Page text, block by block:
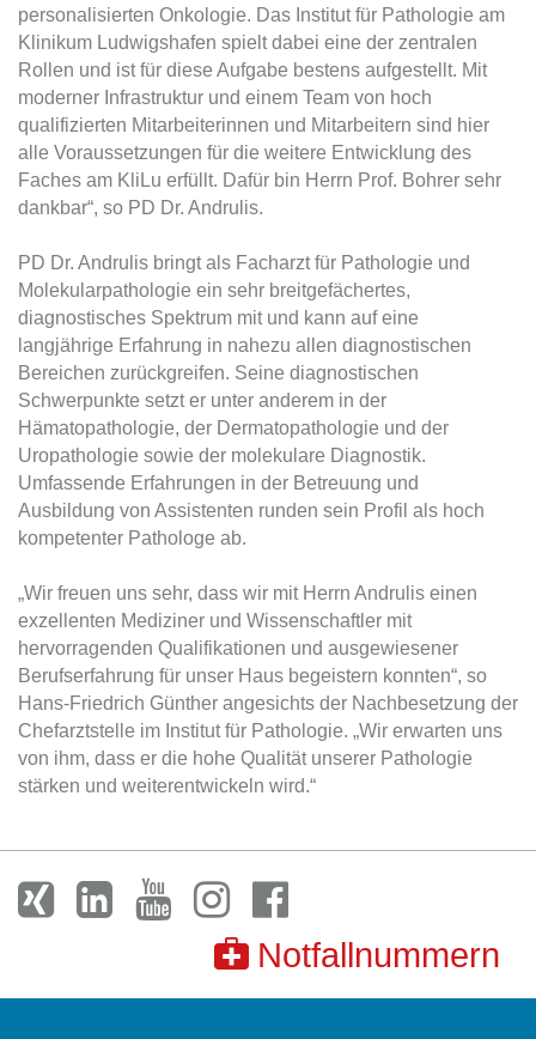
personalisierten Onkologie. Das Institut für Pathologie am
Klinikum Ludwigshafen spielt dabei eine der zentralen
Rollen und ist für diese Aufgabe bestens aufgestellt. Mit
moderner Infrastruktur und einem Team von hoch
qualifizierten Mitarbeiterinnen und Mitarbeitern sind hier
alle Voraussetzungen für die weitere Entwicklung des
Faches am KliLu erfüllt. Dafür bin Herrn Prof. Bohrer sehr
dankbar“, so PD Dr. Andrulis.
PD Dr. Andrulis bringt als Facharzt für Pathologie und
Molekularpathologie ein sehr breitgefächertes,
diagnostisches Spektrum mit und kann auf eine
langjährige Erfahrung in nahezu allen diagnostischen
Bereichen zurückgreifen. Seine diagnostischen
Schwerpunkte setzt er unter anderem in der
Hämatopathologie, der Dermatopathologie und der
Uropathologie sowie der molekulare Diagnostik.
Umfassende Erfahrungen in der Betreuung und
Ausbildung von Assistenten runden sein Profil als hoch
kompetenter Pathologe ab.
„Wir freuen uns sehr, dass wir mit Herrn Andrulis einen
exzellenten Mediziner und Wissenschaftler mit
hervorragenden Qualifikationen und ausgewiesener
Berufserfahrung für unser Haus begeistern konnten“, so
Hans-Friedrich Günther angesichts der Nachbesetzung der
Chefarztstelle im Institut für Pathologie. „Wir erwarten uns
von ihm, dass er die hohe Qualität unserer Pathologie
stärken und weiterentwickeln wird.“
Notfallnummern